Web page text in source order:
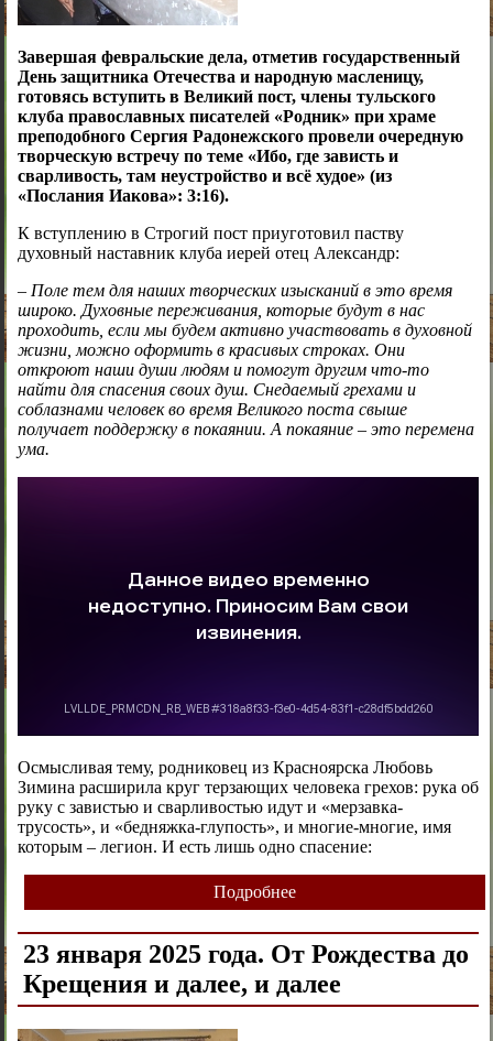
Завершая февральские дела, отметив государственный
День защитника Отечества и народную масленицу,
готовясь вступить в Великий пост, члены тульского
клуба православных писателей «Родник» при храме
преподобного Сергия Радонежского провели очередную
творческую встречу по теме «Ибо, где зависть и
сварливость, там неустройство и всё худое» (из
«Послания Иакова»: 3:16).
К вступлению в Строгий пост приуготовил паству
духовный наставник клуба иерей отец Александр:
– Поле тем для наших творческих изысканий в это время
широко. Духовные переживания, которые будут в нас
проходить, если мы будем активно участвовать в духовной
жизни, можно оформить в красивых строках. Они
откроют наши души людям и помогут другим что-то
найти для спасения своих душ. Снедаемый грехами и
соблазнами человек во время Великого поста свыше
получает поддержку в покаянии. А покаяние – это перемена
ума.
Осмысливая тему, родниковец из Красноярска Любовь
Зимина расширила круг терзающих человека грехов: рука об
руку с завистью и сварливостью идут и «мерзавка-
трусость», и «бедняжка-глупость», и многие-многие, имя
которым – легион. И есть лишь одно спасение:
Подробнее
23 января 2025 года. От Рождества до
Крещения и далее, и далее